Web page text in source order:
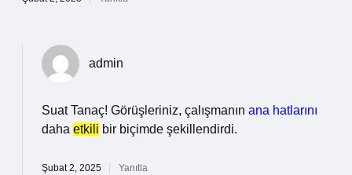
admin
Suat Tanaç! Görüşleriniz, çalışmanın ana hatlarını
daha etkili bir biçimde şekillendirdi.
Şubat 2, 2025 Yanıtla